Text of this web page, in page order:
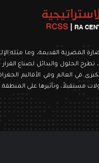
اسمه من الحضارة المصرية القديمة، وما مثله
الحلول والبدائل لصناع القرار
في العالم وفي الأقاليم
مستقبلاً، وتأثيرها على المنطقة.